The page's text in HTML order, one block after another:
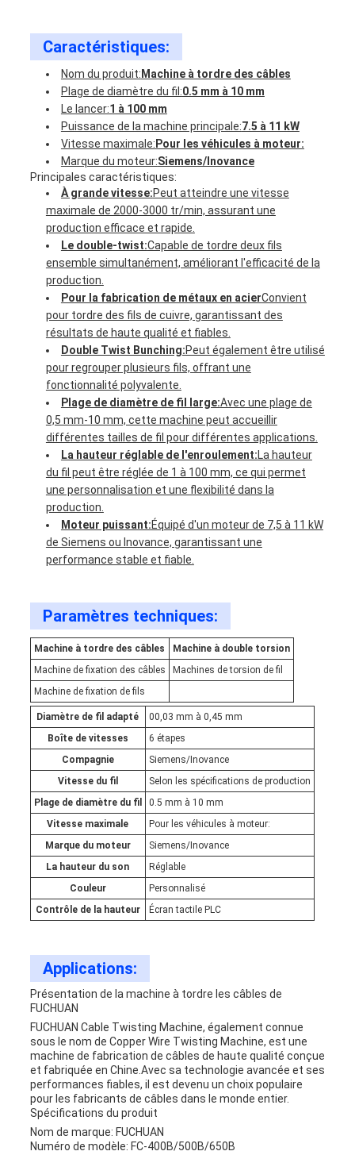
Caractéristiques:
Nom du produit: Machine à tordre des câbles
Plage de diamètre du fil:0.5 mm à 10 mm
Le lancer:1 à 100 mm
Puissance de la machine principale:7.5 à 11 kW
Vitesse maximale: Pour les véhicules à moteur:
Marque du moteur:Siemens/Inovance
Principales caractéristiques:
À grande vitesse:Peut atteindre une vitesse
maximale de 2000-3000 tr/min, assurant une
production efficace et rapide.
Le double-twist:Capable de tordre deux fils
ensemble simultanément, améliorant l'efficacité de la
production.
Pour la fabrication de métaux en acierConvient
pour tordre des fils de cuivre, garantissant des
résultats de haute qualité et fiables.
Double Twist Bunching:Peut également être utilisé
pour regrouper plusieurs fils, offrant une
fonctionnalité polyvalente.
Plage de diamètre de fil large:Avec une plage de
0,5 mm-10 mm, cette machine peut accueillir
différentes tailles de fil pour différentes applications.
La hauteur réglable de l'enroulement:La hauteur
du fil peut être réglée de 1 à 100 mm, ce qui permet
une personnalisation et une flexibilité dans la
production.
Moteur puissant:Équipé d'un moteur de 7,5 à 11 kW
de Siemens ou Inovance, garantissant une
performance stable et fiable.
Paramètres techniques:
Machine à tordre des câbles
Machine à double torsion
Machine de fixation des câbles
Machines de torsion de fil
Machine de fixation de fils
Diamètre de fil adapté
00,03 mm à 0,45 mm
Boîte de vitesses
6 étapes
Compagnie
Siemens/Inovance
Vitesse du fil
Selon les spécifications de production
Plage de diamètre du fil
0.5 mm à 10 mm
Vitesse maximale
Pour les véhicules à moteur:
Marque du moteur
Siemens/Inovance
La hauteur du son
Réglable
Couleur
Personnalisé
Contrôle de la hauteur
Écran tactile PLC
Applications:
Présentation de la machine à tordre les câbles de
FUCHUAN
FUCHUAN Cable Twisting Machine, également connue
sous le nom de Copper Wire Twisting Machine, est une
machine de fabrication de câbles de haute qualité conçue
et fabriquée en Chine.Avec sa technologie avancée et ses
performances fiables, il est devenu un choix populaire
pour les fabricants de câbles dans le monde entier.
Spécifications du produit
Nom de marque: FUCHUAN
Numéro de modèle: FC-400B/500B/650B